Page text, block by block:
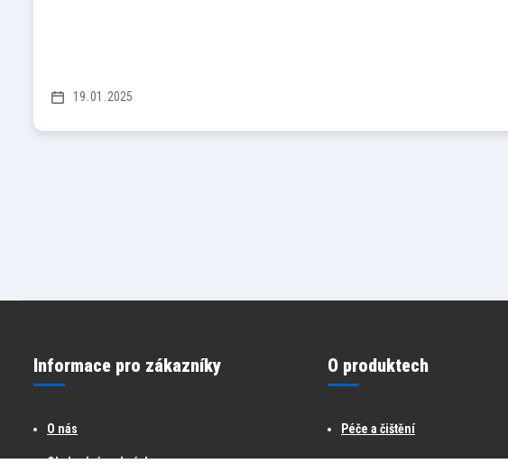
19 01 2025
Informace pro zákazníky
O nás
Obchodní podmínky
O produktech
Péče a čištění